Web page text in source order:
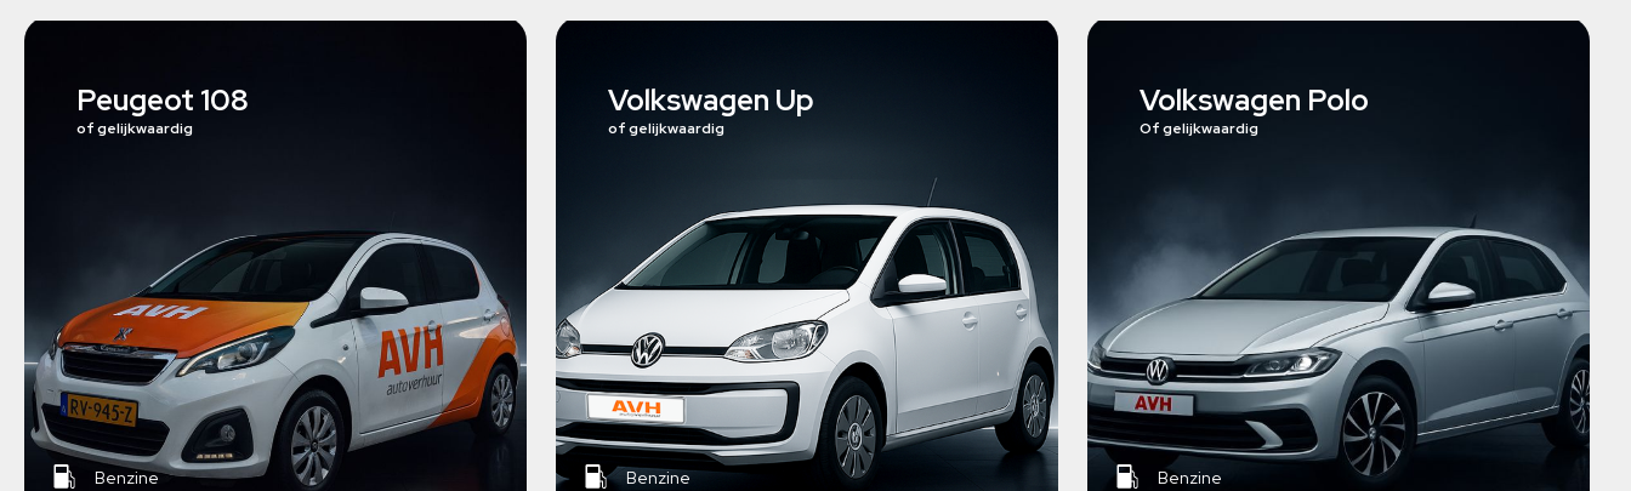
Peugeot 108
of gelijkwaardig
Benzine
Volkswagen Up
of gelijkwaardig
Benzine
Volkswagen Polo
Of gelijkwaardig
Benzine